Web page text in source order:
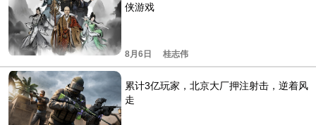
侠游戏
8月6日 桂志伟
累计3亿玩家，北京大厂押注射击，逆着风
走